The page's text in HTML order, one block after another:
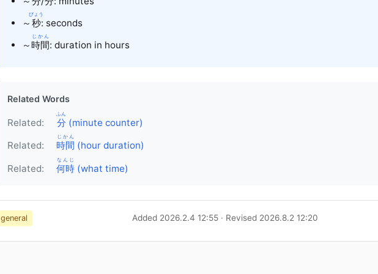
～ 秒
びょう
: seconds
～時間
じかん
: duration in hours
Related Words
Related: 分
ふん
(minute counter)
Related:
時間
じかん
(hour duration)
Related:
何時
なんじ
(what time)
general Added 2026.2.4 12:55 · Revised 2026.8.2 12:20